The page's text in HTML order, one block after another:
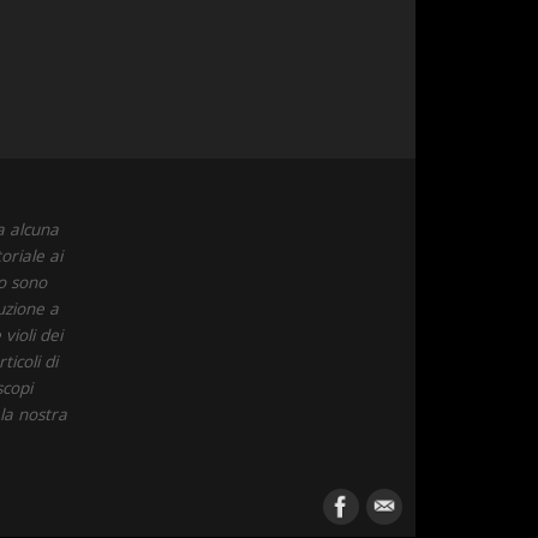
alcuna
ai
sono
a
violi dei
di
nostra